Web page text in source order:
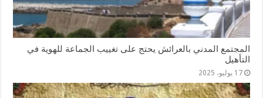
المجتمع المدني بالعرائش يحتج على تغييب الجماعة للهوية في
التأهيل
17 يوليو، 2025